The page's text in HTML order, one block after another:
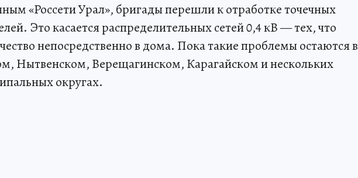
«Россети Урал», бригады перешли к отработке точечных
Это касается распределительных сетей 0,4 кВ — тех, что
непосредственно в дома. Пока такие проблемы остаются в
Нытвенском, Верещагинском, Карагайском и нескольких
округах.